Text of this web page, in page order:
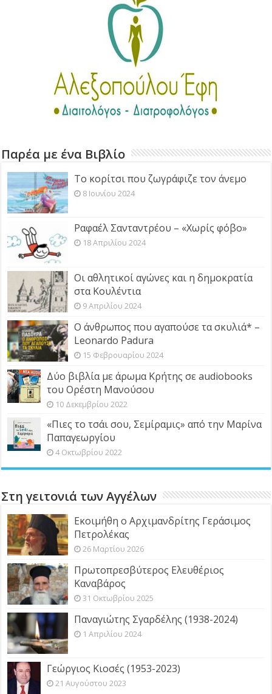
Παρέα με ένα Βιβλίο
Το κορίτσι που ζωγράφιζε τον άνεμο
8 Ιουνίου 2024
Ραφαέλ Σανταντρέου – «Χωρίς φόβο»
18 Απριλίου 2024
Οι αθλητικοί αγώνες και η δημοκρατία
στα Κουλέντια
9 Απριλίου 2024
Ο άνθρωπος που αγαπούσε τα σκυλιά* –
Leonardo Padura
15 Φεβρουαρίου 2024
Δύο βιβλία με άρωμα Κρήτης σε audiobooks
του Ορέστη Μανούσου
10 Δεκεμβρίου 2022
«Πιες το τσάι σου, Σεμίραμις» από την Μαρίνα
Παπαγεωργίου
4 Οκτωβρίου 2022
Στη γειτονιά των Αγγέλων
Εκοιμήθη ο Αρχιμανδρίτης Γεράσιμος
Πετρολέκας
26 Μαρτίου 2026
Πρωτοπρεσβύτερος Ελευθέριος
Καναβάρος
31 Οκτωβρίου 2025
Παναγιώτης Σγαρδέλης (1938-2024)
1 Απριλίου 2024
Γεώργιος Κιοσές (1953-2023)
21 Αυγούστου 2023